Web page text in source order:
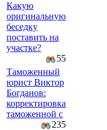
Какую
оригинальную
беседку
поставить на
участке?
55
Таможенный
юрист Виктор
Богданов:
корректировка
таможенной с
235